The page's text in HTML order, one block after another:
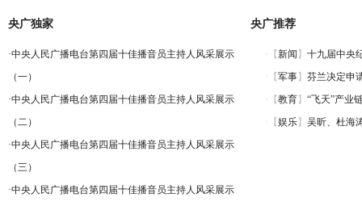
央广独家
·中央人民广播电台第四届十佳播音员主持人风采展示
（一）
·中央人民广播电台第四届十佳播音员主持人风采展示
（二）
·中央人民广播电台第四届十佳播音员主持人风采展示
（三）
·中央人民广播电台第四届十佳播音员主持人风采展示
央广推荐